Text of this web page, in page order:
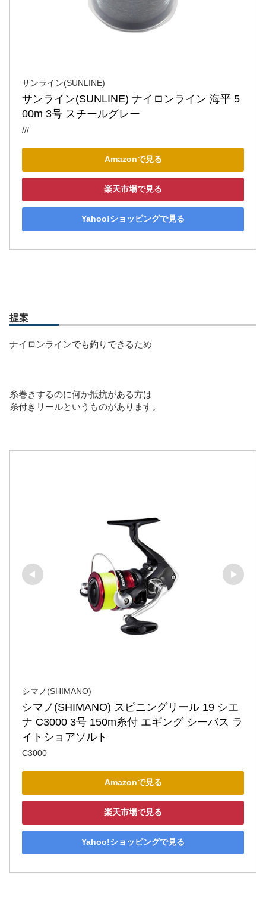
サンライン(SUNLINE)
サンライン(SUNLINE) ナイロンライン 海平 5
00m 3号 スチールグレー
///
Amazonで見る
楽天市場で見る
Yahoo!ショッピングで見る
提案
ナイロンラインでも釣りできるため
糸巻きするのに何か抵抗がある方は
糸付きリールというものがあります。
シマノ(SHIMANO)
シマノ(SHIMANO) スピニングリール 19 シエ
ナ C3000 3号 150m糸付 エギング シーバス ラ
イトショアソルト
C3000
Amazonで見る
楽天市場で見る
Yahoo!ショッピングで見る